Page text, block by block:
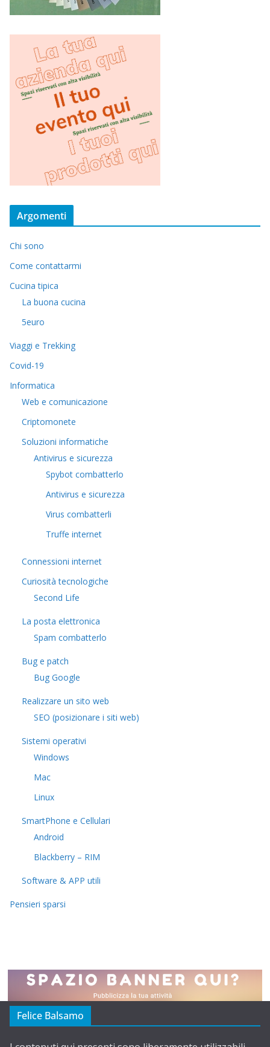
Argomenti
Chi sono
Come contattarmi
Cucina tipica
La buona cucina
5euro
Viaggi e Trekking
Covid-19
Informatica
Web e comunicazione
Criptomonete
Soluzioni informatiche
Antivirus e sicurezza
Spybot combatterlo
Antivirus e sicurezza
Virus combatterli
Truffe internet
Connessioni internet
Curiosità tecnologiche
​Second Life
La posta elettronica
Spam combatterlo
Bug e patch
Bug Google
Realizzare un sito web
SEO (posizionare i siti web)
Sistemi operativi
Windows
Mac
Linux
SmartPhone e Cellulari
Android
Blackberry – RIM
Software & APP utili
Pensieri sparsi
Felice Balsamo